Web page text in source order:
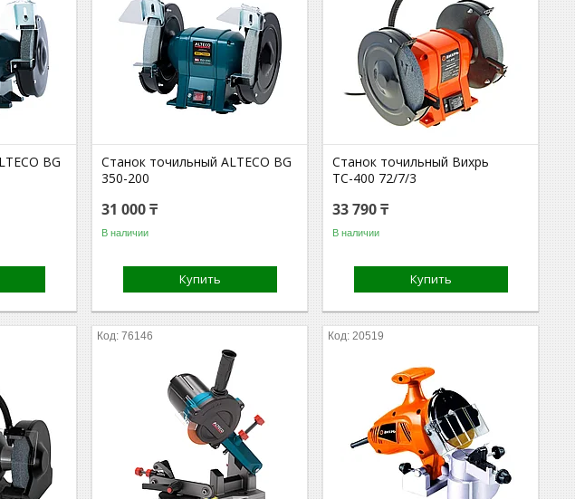
BG
Станок точильный ALTECO BG
350-200
31 000 ₸
В наличии
Купить
Станок точильный Вихрь
ТС-400 72/7/3
33 790 ₸
В наличии
Купить
76146 20519